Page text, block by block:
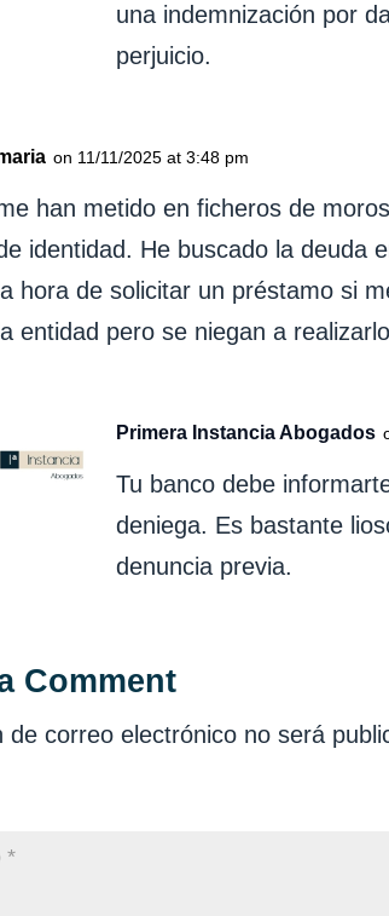
una indemnización por
perjuicio.
on 11/11/2025 at 3:48 pm
han metido en ficheros de
identidad. He buscado la deuda
la hora de solicitar un préstamo si
la entidad pero se niegan a
Primera Instancia Abogados
Tu banco debe
deniega. Es bastante
denuncia previa.
Comment
de correo electrónico no será